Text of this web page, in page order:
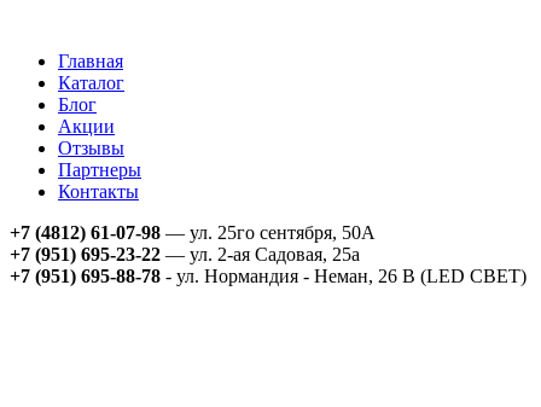
Главная
Каталог
Блог
Акции
Отзывы
Партнеры
Контакты
+7 (4812) 61-07-98 — ул. 25го сентября, 50А
+7 (951) 695-23-22 — ул. 2-ая Садовая, 25а
+7 (951) 695-88-78 - ул. Нормандия - Неман, 26 В (LED СВЕТ)